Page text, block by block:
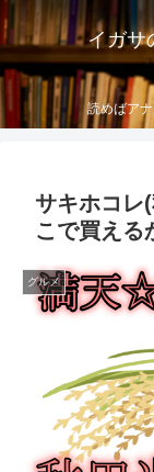
イガサ
読めばア
サキホコレ
こで買える
グルメ